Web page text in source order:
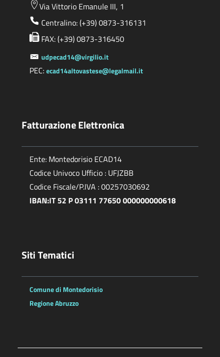
Via Vittorio Emanule III, 1
Centralino: (+39) 0873-316131
FAX: (+39) 0873-316450
udpecad14@virgilio.it
PEC:ecad14altovastese@legalmail.it
Fatturazione Elettronica
Ente: Montedorisio ECAD14
Codice Univoco Ufficio : UFJZBB
Codice Fiscale/P.IVA : 00257030692
IBAN:IT 52 P 03111 77650 000000000618
Siti Tematici
Comune di Montedorisio
Regione Abruzzo